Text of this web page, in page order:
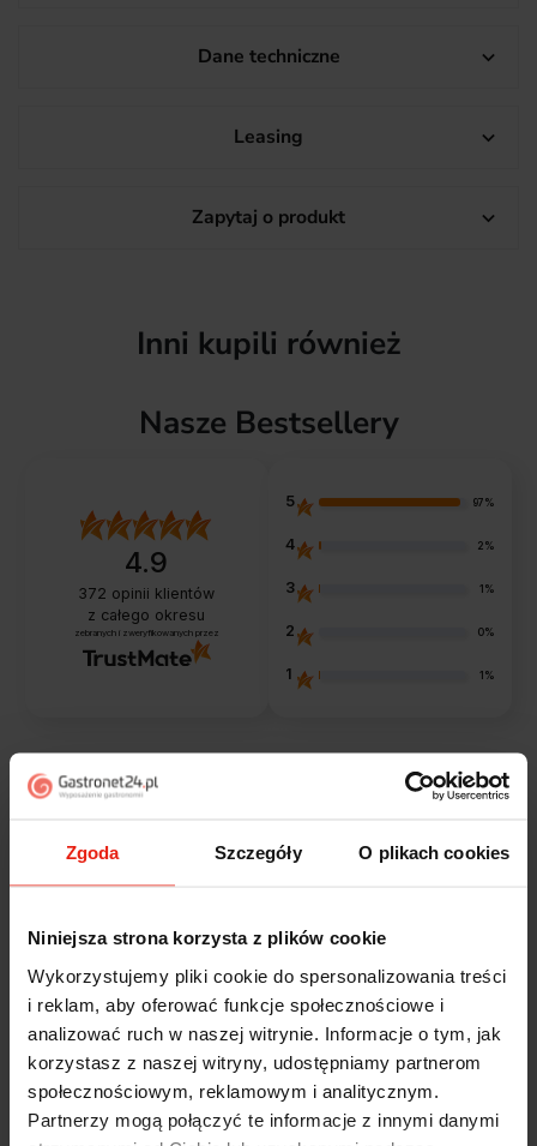
Zgoda Szczegóły O plikach cookies
Niniejsza strona korzysta z plików cookie
Wykorzystujemy pliki cookie do spersonalizowania treści
i reklam, aby oferować funkcje społecznościowe i
analizować ruch w naszej witrynie. Informacje o tym, jak
korzystasz z naszej witryny, udostępniamy partnerom
społecznościowym, reklamowym i analitycznym.
Partnerzy mogą połączyć te informacje z innymi danymi
Dane techniczne 
Leasing 
Zapytaj o produkt 
Inni kupili również
Nasze Bestsellery
4.9
372 opinii klientów
z całego okresu
zebranych i zweryfikowanych przez
5 97%
4 2%
3 1%
2 0%
1 1%
filtry
Jak zbieramy opinie?
5
Jestem zaskoczona, że ta paczka dotarła do mnie tak
szybko. Paczka dotarła cała i zdrowa. Szybko,
sprawnie, bez problemów. Bardzo pomocna obsługa
klienta.
wczoraj